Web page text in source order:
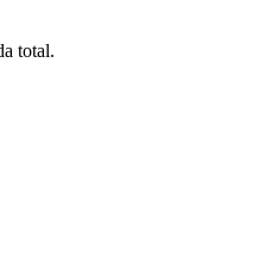
total.